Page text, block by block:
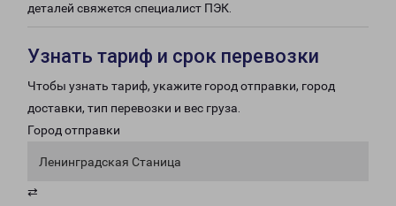
деталей свяжется специалист ПЭК.
Узнать тариф и срок перевозки
Чтобы узнать тариф, укажите город отправки, город
доставки, тип перевозки и вес груза.
Город отправки
Ленинградская Станица
⇄